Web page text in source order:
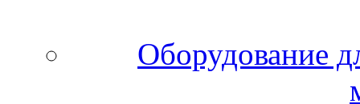
Оборудование